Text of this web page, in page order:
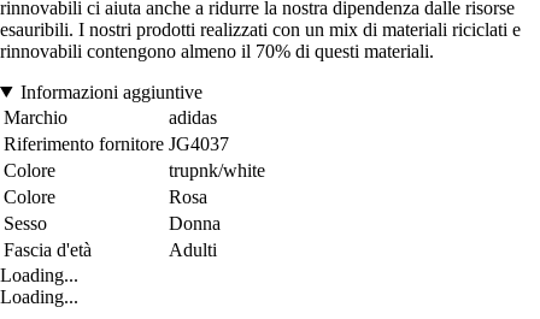
rinnovabili ci aiuta anche a ridurre la nostra dipendenza dalle risorse
esauribili. I nostri prodotti realizzati con un mix di materiali riciclati e
rinnovabili contengono almeno il 70% di questi materiali.
Informazioni aggiuntive
Marchio
adidas
Riferimento fornitore JG4037
Colore
trupnk/white
Colore
Rosa
Sesso
Donna
Fascia d'età
Adulti
Loading...
Loading...